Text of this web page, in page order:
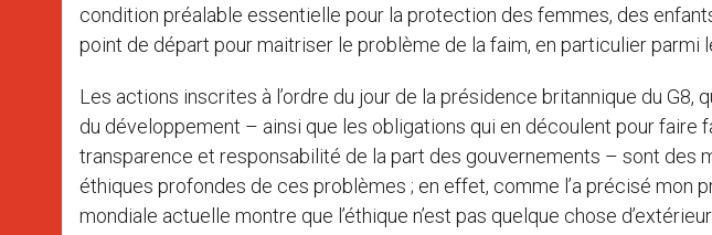
condition préalable essentielle pour la protection des femmes, des
point de départ pour maitriser le problème de la faim, en particulier parmi
Les actions inscrites à l’ordre du jour de la présidence britannique du
du développement – ainsi que les obligations qui en découlent pour faire
transparence et responsabilité de la part des gouvernements – sont des
éthiques profondes de ces problèmes ; en effet, comme l’a précisé mon
mondiale actuelle montre que l’éthique n’est pas quelque chose